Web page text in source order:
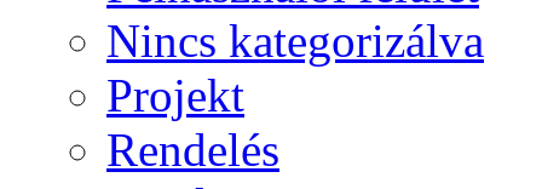
Nincs kategorizálva
Projekt
Rendelés